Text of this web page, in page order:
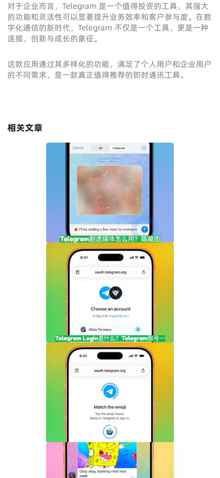
对于企业而言，Telegram 是一个值得投资的工具，其强大
的功能和灵活性可以显著提升业务效率和客户参与度。在数
字化通信的新时代，Telegram 不仅是一个工具，更是一种
连接、创新与成长的象征。
这款应用通过其多样化的功能，满足了个人用户和企业用户
的不同需求，是一款真正值得推荐的即时通讯工具。
相关文章
频内容完整指南
一键登录功能全面解析